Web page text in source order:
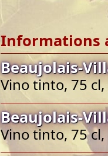
Informations
Beaujolais-
Vino tinto, 75 cl,
Beaujolais-
Vino tinto, 75 cl,